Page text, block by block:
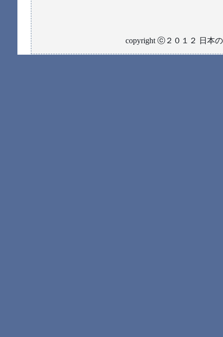
copyright ⓒ２０１２ 日本